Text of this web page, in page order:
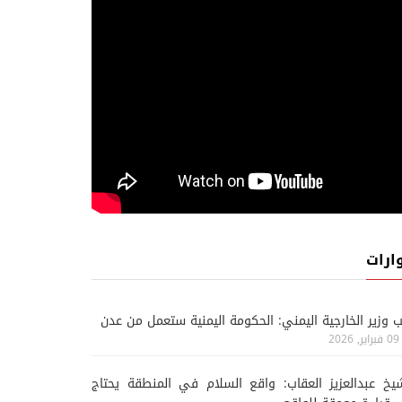
وزير الخارجية اليمني: الحكومة اليمنية ستعمل من عدن
09 فبراير, 2026
عبدالعزيز العقاب: واقع السلام في المنطقة يحتاج